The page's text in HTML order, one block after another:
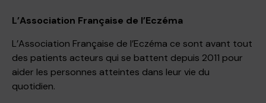
L’Association Française de l’Eczéma
L’Association Française de l’Eczéma ce sont avant tout
des patients acteurs qui se battent depuis 2011 pour
aider les personnes atteintes dans leur vie du
quotidien.